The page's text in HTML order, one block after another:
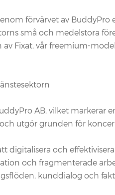
förvärvet av
små och medelstora
Fixat, vår freemium-
AB, vilket markerar
utgör grunden för
och
och fragmenterade
kunddialog och